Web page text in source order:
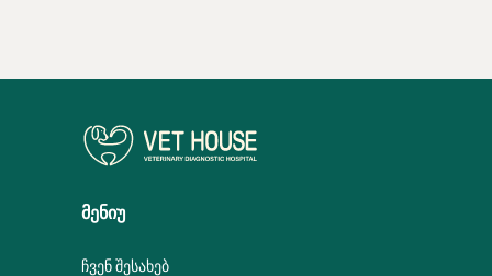
ᲛᲔᲜᲘᲣ
ᲩᲕᲔᲜ ᲨᲔᲡᲐᲮᲔᲑ